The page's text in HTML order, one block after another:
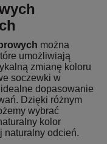
można
umożliwiają
zmianę koloru
soczewki w
dopasowanie
Dzięki różnym
wybrać
kolor
naturalny odcień.